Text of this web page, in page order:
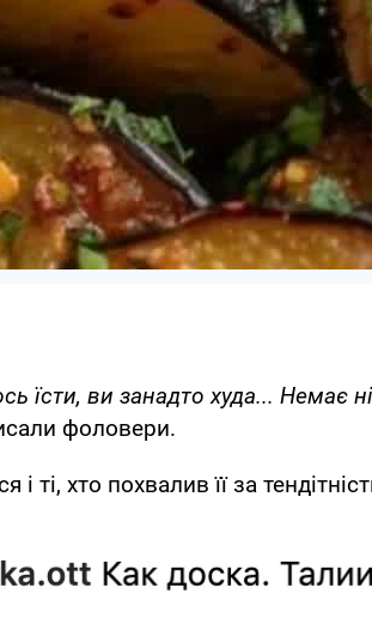
їсти, ви занадто худа... Немає ні
фоловери.
і ті, хто похвалив її за